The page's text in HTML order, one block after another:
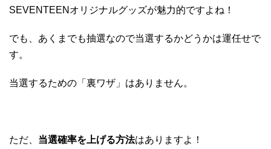
SEVENTEENオリジナルグッズが魅力的ですよね！
でも、あくまでも抽選なので当選するかどうかは運任せで
す。
当選するための「裏ワザ」はありません。
ただ、 当選確率を上げる方法はありますよ！